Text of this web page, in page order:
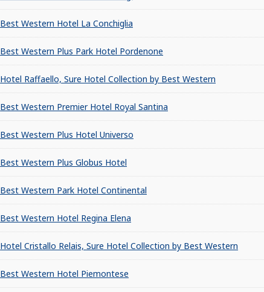
Best Western Hotel La Conchiglia
Best Western Plus Park Hotel Pordenone
Hotel Raffaello, Sure Hotel Collection by Best Western
Best Western Premier Hotel Royal Santina
Best Western Plus Hotel Universo
Best Western Plus Globus Hotel
Best Western Park Hotel Continental
Best Western Hotel Regina Elena
Hotel Cristallo Relais, Sure Hotel Collection by Best Western
Best Western Hotel Piemontese